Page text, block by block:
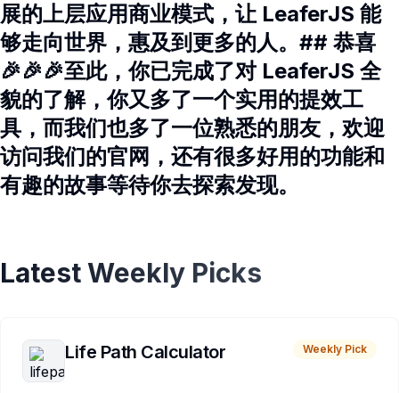
展的上层应用商业模式，让 LeaferJS 能
够走向世界，惠及到更多的人。## 恭喜
🎉🎉🎉至此，你已完成了对 LeaferJS 全
貌的了解，你又多了一个实用的提效工
具，而我们也多了一位熟悉的朋友，欢迎
访问我们的官网，还有很多好用的功能和
有趣的故事等待你去探索发现。
Latest Weekly Picks
Life Path Calculator Weekly Pick